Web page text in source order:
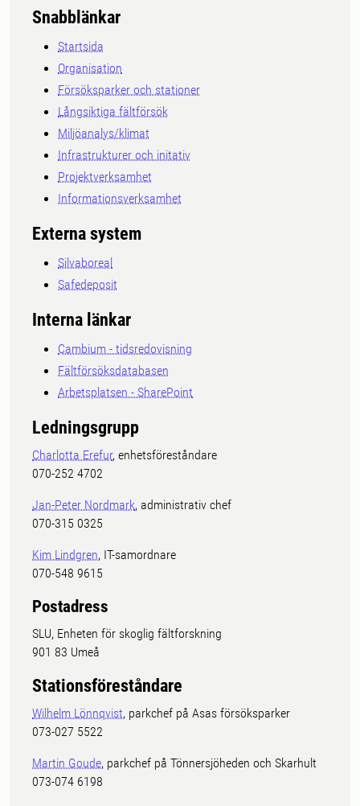
Snabblänkar
Startsida
Organisation
Försöksparker och stationer
Långsiktiga fältförsök
Miljöanalys/klimat
Infrastrukturer och initativ
Projektverksamhet
Informationsverksamhet
Externa system
Silvaboreal
Safedeposit
Interna länkar
Cambium - tidsredovisning
Fältförsöksdatabasen
Arbetsplatsen - SharePoint
Ledningsgrupp
Charlotta Erefur, enhetsföreståndare
070-252 4702
Jan-Peter Nordmark, administrativ chef
070-315 0325
Kim Lindgren, IT-samordnare
070-548 9615
Postadress
SLU, Enheten för skoglig fältforskning
901 83 Umeå
Stationsföreståndare
Wilhelm Lönnqvist, parkchef på Asas försöksparker
073-027 5522
Martin Goude, parkchef på Tönnersjöheden och Skarhult
073-074 6198